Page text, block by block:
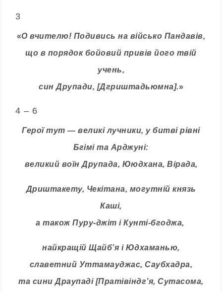
3
«О вчителю! Подивись на військо Пандавів,
що в порядок бойовий привів його твій
учень,
син Друпади, [Дгриштадьюмна].»
4 – 6
Герої тут — великі лучники, у битві рівні
Бгімі та Арджуні:
великий воїн Друпада, Ююдхана, Вірада,
Дриштакету, Чекітана, могутній князь
Каші,
а також Пуру-джіт і Кунті-бгоджа,
найкращій Щайб’я і Юдхаманью,
славетний Уттамауджас, Саубхадра,
та сини Драупаді [Пратівіндгʼя, Сутасома,